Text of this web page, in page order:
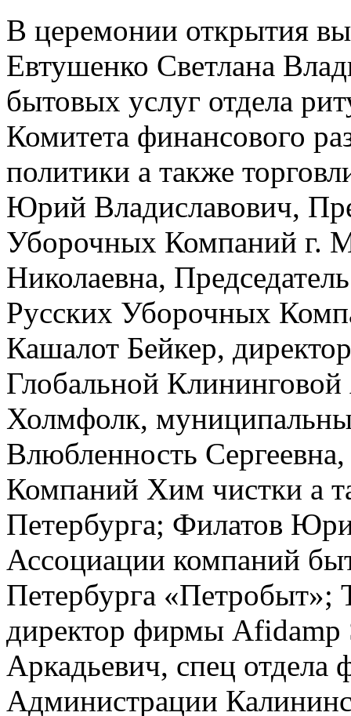
В церемонии открытия
Евтушенко Светлана
бытовых услуг отдела
Комитета финансового
политики а также
Юрий Владиславович,
Уборочных Компаний г.
Николаевна,
Русских Уборочных
Кашалот Бейкер,
Глобальной
Холмфолк,
Влюбленность
Компаний Хим чистки а
Петербурга; Филатов
Ассоциации компаний
Петербурга
директор фирмы
Аркадьевич, спец отдела
Администрации